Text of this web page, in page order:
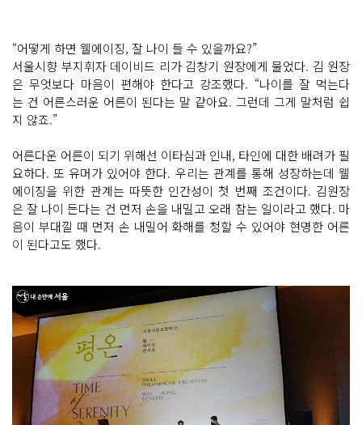
“어떻게 하면 웰에이징, 잘 나이 들 수 있을까요?”
서울시향 부지휘자 데이비드 리가 김창기 원장에게 물었다. 김 원장
은 무엇보다 마음이 편해야 한다고 강조했다. “나이를 잘 먹는다
는 건 어른스러운 어른이 된다는 말 같아요. 그런데 그게 말처럼 쉽
지 않죠.”
어른다운 어른이 되기 위해선 이타심과 인내, 타인에 대한 배려가 필
요하다. 또 유머가 있어야 한다. 우리는 관계를 통해 성장하는데 웰
에이징을 위한 관계는 따뜻한 인간성이 첫 번째 조건이다. 김원장
은 잘 나이 든다는 건 먼저 손을 내밀고 오래 참는 일이라고 했다. 마
음이 부대낄 때 먼저 손 내밀어 화해를 청할 수 있어야 현명한 어른
이 된다고도 했다.